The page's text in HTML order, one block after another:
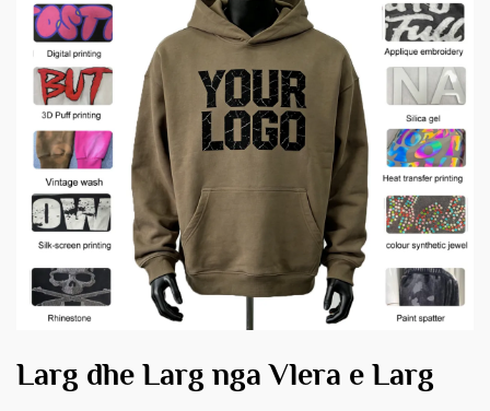
Larg dhe Larg nga Vlera e Larg